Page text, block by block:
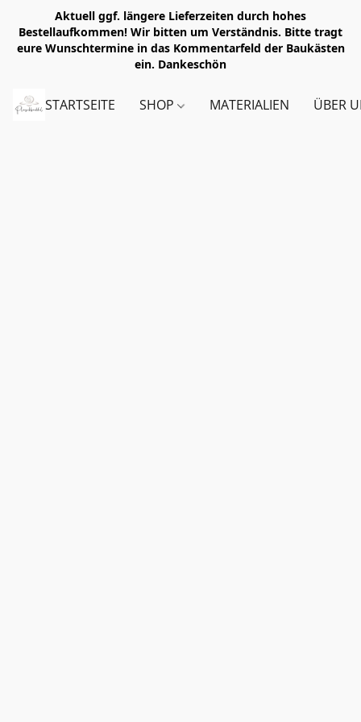
Aktuell ggf. längere Lieferzeiten durch hohes
Bestellaufkommen! Wir bitten um Verständnis. Bitte tragt
eure Wunschtermine in das Kommentarfeld der Baukästen
ein. Dankeschön
STARTSEITE SHOP MATERIALIEN ÜBER